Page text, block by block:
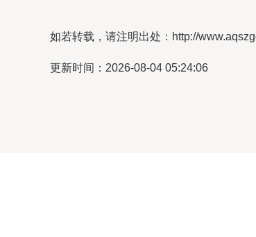
如若转载，请注明出处：http://
更新时间：2026-08-04 05:24:06